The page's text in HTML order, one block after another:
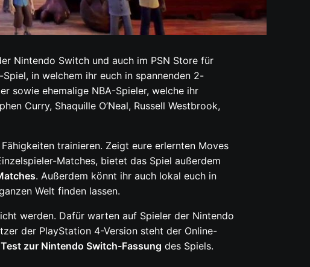
Nintendo Switch und auch im PSN Store für
in welchem ihr euch in spannenden 2-
sowie ehemalige NBA-Spieler, welche ihr
Curry, Shaquille O’Neal, Russell Westbrook,
trainieren. Zeigt eure erlernten Moves
Matches, bietet das Spiel außerdem
. Außerdem könnt ihr auch lokal euch in
Welt finden lassen.
werden. Dafür warten auf Spieler der Nintendo
der PlayStation 4-Version steht der Online-
Test zur Nintendo Switch-Fassung des Spiels.